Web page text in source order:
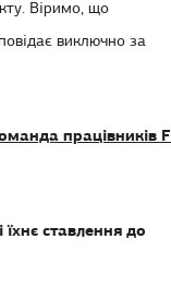
Віримо, що
виключно за
їхнє ставлення до